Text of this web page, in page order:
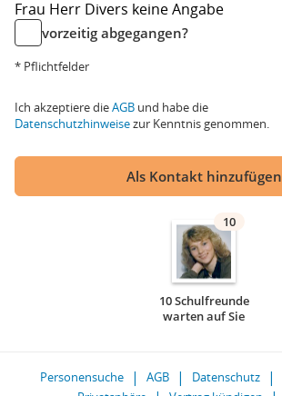
Frau Herr Divers keine Angabe
vorzeitig abgegangen?
* Pflichtfelder
Ich akzeptiere dieAGB und habe die
Datenschutzhinweisezur Kenntnis genommen.
Als Kontakt hinzufügen
10
10 Schulfreunde
warten auf Sie
Personensuche AGB Datenschutz